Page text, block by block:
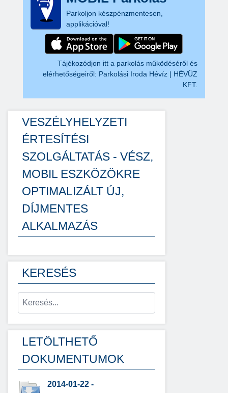
Parkoljon készpénzmentesen,
applikációval!
Tájékozódjon itt a parkolás működéséről és
elérhetőségeiről: Parkolási Iroda Hévíz | HÉVÜZ
KFT.
VESZÉLYHELYZETI
ÉRTESÍTÉSI
SZOLGÁLTATÁS - VÉSZ,
MOBIL ESZKÖZÖKRE
OPTIMALIZÁLT ÚJ,
DÍJMENTES
ALKALMAZÁS
KERESÉS
LETÖLTHETŐ
DOKUMENTUMOK
2014-01-22 -